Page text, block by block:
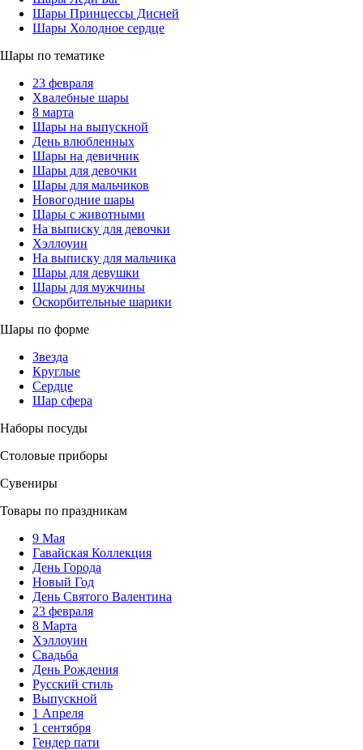
Шары Принцессы Дисней
Шары Холодное сердце
Шары по тематике
23 февраля
Хвалебные шары
8 марта
Шары на выпускной
День влюбленных
Шары на девичник
Шары для девочки
Шары для мальчиков
Новогодние шары
Шары с животными
На выписку для девочки
Хэллоуин
На выписку для мальчика
Шары для девушки
Шары для мужчины
Оскорбительные шарики
Шары по форме
Звезда
Круглые
Сердце
Шар сфера
Наборы посуды
Столовые приборы
Сувениры
Товары по праздникам
9 Мая
Гавайская Коллекция
День Города
Новый Год
День Святого Валентина
23 февраля
8 Марта
Хэллоуин
Свадьба
День Рождения
Русский стиль
Выпускной
1 Апреля
1 сентября
Гендер пати